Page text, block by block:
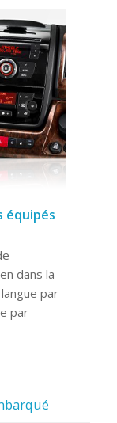
équipés
dans la
par
par